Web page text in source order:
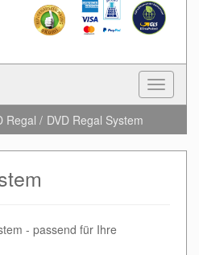
Toggle
Regal DVD Regal System
- passend für Ihre